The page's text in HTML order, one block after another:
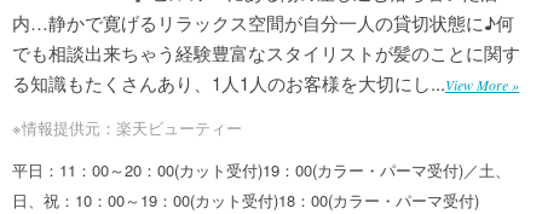
内…静かで寛げるリラックス空間が自分一人の貸切状態に♪何
でも相談出来ちゃう経験豊富なスタイリストが髪のことに関す
る知識もたくさんあり、1人1人のお客様を大切にし...View More »
※情報提供元：楽天ビューティー
平日：11：00～20：00(カット受付)19：00(カラー・パーマ受付)／土、
日、祝：10：00～19：00(カット受付)18：00(カラー・パーマ受付)